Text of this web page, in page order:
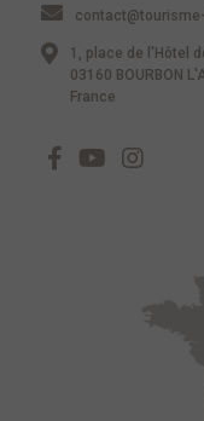
1, place de l'Hôtel
03160 BOURBON
France